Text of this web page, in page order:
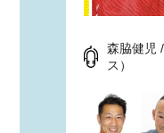
森脇健児
ス）